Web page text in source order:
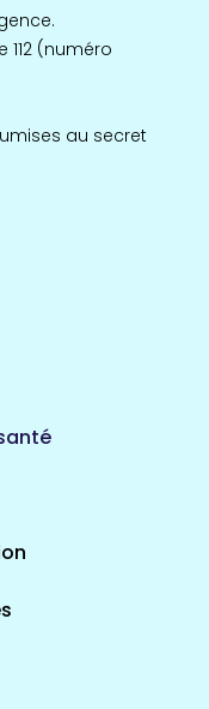
112 (numéro
au secret